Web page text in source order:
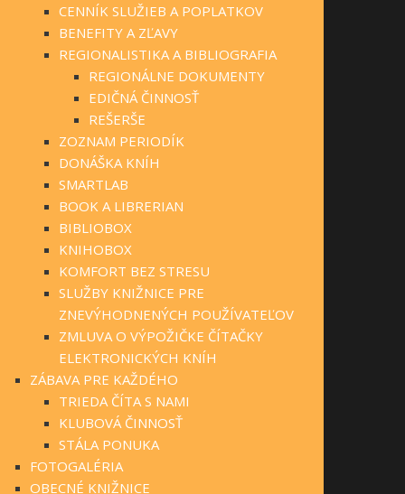
CENNÍK SLUŽIEB A POPLATKOV
BENEFITY A ZĽAVY
REGIONALISTIKA A BIBLIOGRAFIA
REGIONÁLNE DOKUMENTY
EDIČNÁ ČINNOSŤ
REŠERŠE
ZOZNAM PERIODÍK
DONÁŠKA KNÍH
SMARTLAB
BOOK A LIBRERIAN
BIBLIOBOX
KNIHOBOX
KOMFORT BEZ STRESU
SLUŽBY KNIŽNICE PRE
ZNEVÝHODNENÝCH POUŽÍVATEĽOV
ZMLUVA O VÝPOŽIČKE ČÍTAČKY
ELEKTRONICKÝCH KNÍH
ZÁBAVA PRE KAŽDÉHO
TRIEDA ČÍTA S NAMI
KLUBOVÁ ČINNOSŤ
STÁLA PONUKA
FOTOGALÉRIA
OBECNÉ KNIŽNICE